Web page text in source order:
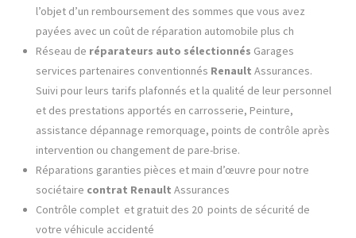
l’objet d’un remboursement des sommes que vous avez
payées avec un coût de réparation automobile plus ch
Réseau de réparateurs auto sélectionnés Garages
services partenaires conventionnés Renault Assurances.
Suivi pour leurs tarifs plafonnés et la qualité de leur personnel
et des prestations apportés en carrosserie, Peinture,
assistance dépannage remorquage, points de contrôle après
intervention ou changement de pare-brise.
Réparations garanties pièces et main d’œuvre pour notre
sociétaire contrat Renault Assurances
Contrôle complet et gratuit des 20 points de sécurité de
votre véhicule accidenté